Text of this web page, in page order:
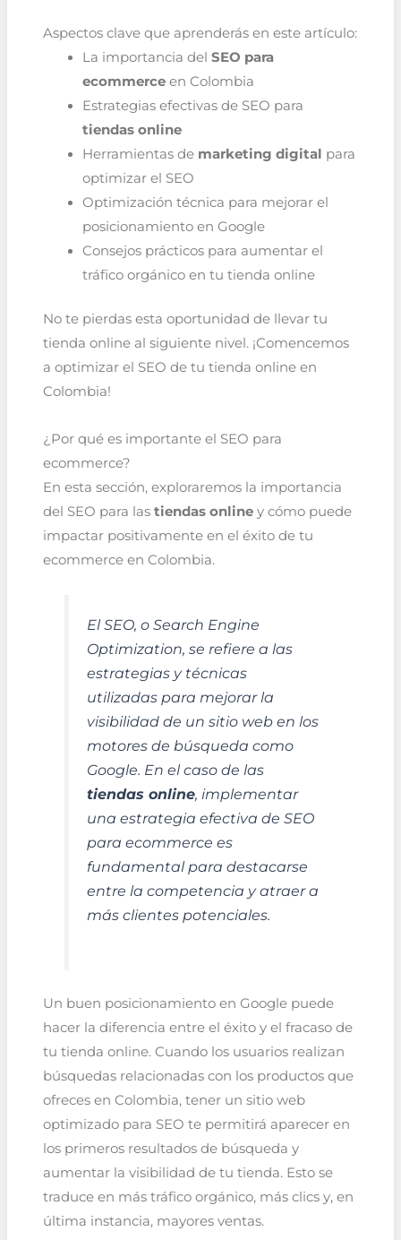
Aspectos clave que aprenderás en este artículo:
La importancia del SEO para
ecommerceen Colombia
Estrategias efectivas de SEO para
tiendas online
Herramientas de marketing digital para
optimizar el SEO
Optimización técnica para mejorar el
posicionamiento en Google
Consejos prácticos para aumentar el
tráfico orgánico en tu tienda online
No te pierdas esta oportunidad de llevar tu
tienda online al siguiente nivel. ¡Comencemos
a optimizar el SEO de tu tienda online en
Colombia!
¿Por qué es importante el SEO para
ecommerce?
En esta sección, exploraremos la importancia
del SEO para las tiendas onliney cómo puede
impactar positivamente en el éxito de tu
ecommerce en Colombia.
El SEO, o Search Engine
Optimization, se refiere a las
estrategias y técnicas
utilizadas para mejorar la
visibilidad de un sitio web en los
motores de búsqueda como
Google. En el caso de las
tiendas online, implementar
una estrategia efectiva de SEO
para ecommerce es
fundamental para destacarse
entre la competencia y atraer a
más clientes potenciales.
Un buen posicionamiento en Google puede
hacer la diferencia entre el éxito y el fracaso de
tu tienda online. Cuando los usuarios realizan
búsquedas relacionadas con los productos que
ofreces en Colombia, tener un sitio web
optimizado para SEO te permitirá aparecer en
los primeros resultados de búsqueda y
aumentar la visibilidad de tu tienda. Esto se
traduce en más tráfico orgánico, más clics y, en
última instancia, mayores ventas.